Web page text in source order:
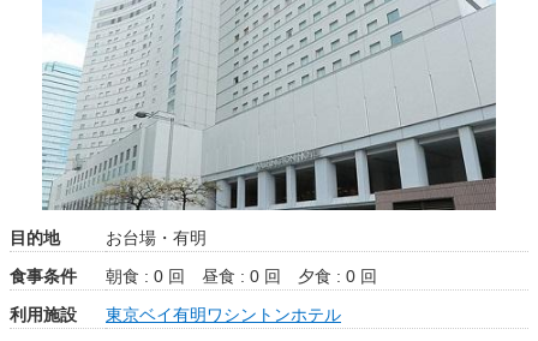
目的地
お台場・有明
食事条件
朝食 : 0 回 昼食 : 0 回
夕食 : 0 回
利用施設
東京ベイ有明ワシントンホテル